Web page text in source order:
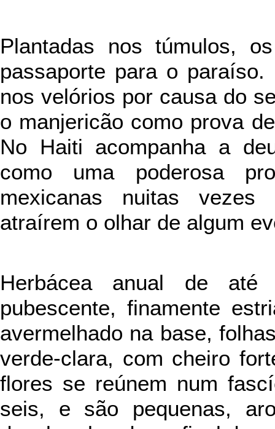
Plantadas nos túmulos,
passaporte para o
nos velórios por causa do
o manjericão como prova
No Haiti acompanha a
como uma poderosa
mexicanas nuitas
atraírem o olhar de algum
Herbácea anual de
pubescente, finamente
avermelhado na base,
verde-clara, com cheiro
flores se reúnem num
seis, e são pequenas,